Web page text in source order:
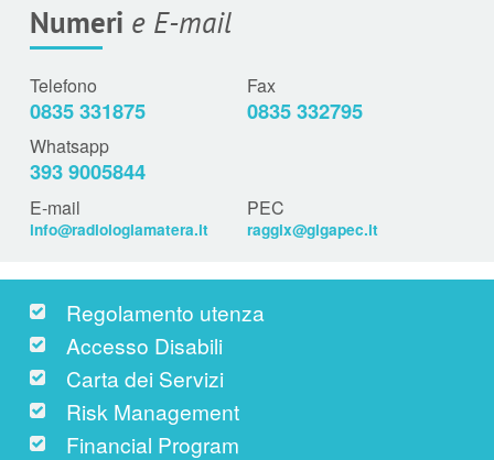
Numeri e E-mail
Telefono
0835 331875
Fax
0835 332795
Whatsapp
393 9005844
E-mail
info@radiologiamatera.it
PEC
raggix@gigapec.it
Regolamento utenza
Accesso Disabili
Carta dei Servizi
Risk Management
Financial Program